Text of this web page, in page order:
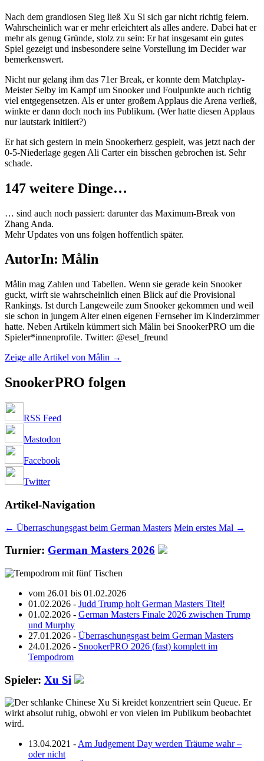
Nach dem grandiosen Sieg ließ Xu Si sich gar nicht richtig feiern.
Wahrscheinlich war er mehr erleichtert als alles andere. Dabei hat er
mehr als genug Gründe, stolz zu sein: Er hat insgesamt ein gutes
Spiel gezeigt und insbesondere seine Vorstellung im Decider war
bemerkenswert.
Nicht nur gelang ihm das 71er Break, er konnte dem Matchplay-
Meister Selby im Kampf um Snooker und Foulpunkte auch richtig
viel entgegensetzen. Als er unter großem Applaus die Arena verließ,
winkte er dann doch noch ins Publikum. (Wer hatte diesen Applaus
nur lautstark initiiert?)
Er hat sich gestern in mein Snookerherz gespielt, was jetzt nach der
0-5-Niederlage gegen Ali Carter ein bisschen gebrochen ist. Sehr
schade.
147 weitere Dinge…
… sind auch noch passiert: darunter das Maximum-Break von
Zhang Anda.
Mehr Updates von uns folgen hoffentlich später.
AutorIn: Målin
Målin mag Zahlen und Tabellen. Wenn sie gerade kein Snooker
guckt, wirft sie wahrscheinlich einen Blick auf die Provisional
Rankings. Ist durch Langeweile zum Snooker gekommen und weil
sie schon in jungem Alter einen eigenen Fernseher im Kinderzimmer
hatte. Neben Artikeln kümmert sich Målin bei SnookerPRO um die
Spieler*innenprofile. Twitter: @esel_freund
Zeige alle Artikel von Målin →
SnookerPRO folgen
RSS Feed
Mastodon
Facebook
Twitter
Artikel-Navigation
← Überraschungsgast beim German Masters Mein erstes Mal →
Turnier: German Masters 2026
vom 26.01 bis 01.02.2026
01.02.2026 - Judd Trump holt German Masters Titel!
01.02.2026 - German Masters Finale 2026 zwischen Trump
und Murphy
27.01.2026 - Überraschungsgast beim German Masters
24.01.2026 - SnookerPRO 2026 (fast) komplett im
Tempodrom
Spieler: Xu Si
13.04.2021 -Am Judgement Day werden Träume wahr –
oder nicht